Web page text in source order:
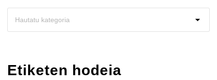
Etiketen hodeia